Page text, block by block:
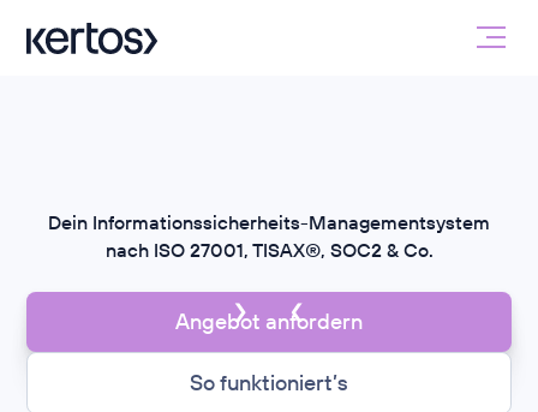
Dein Informationssicherheits-Managementsystem
nach ISO 27001, TISAX®, SOC2 & Co.
Angebot anfordern
So funktioniert’s